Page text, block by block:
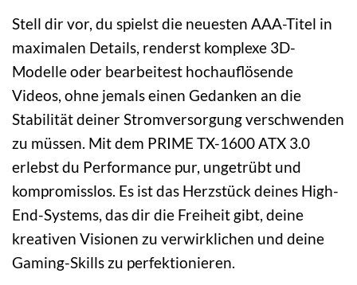
Stell dir vor, du spielst die neuesten AAA-Titel in
maximalen Details, renderst komplexe 3D-
Modelle oder bearbeitest hochauflösende
Videos, ohne jemals einen Gedanken an die
Stabilität deiner Stromversorgung verschwenden
zu müssen. Mit dem PRIME TX-1600 ATX 3.0
erlebst du Performance pur, ungetrübt und
kompromisslos. Es ist das Herzstück deines High-
End-Systems, das dir die Freiheit gibt, deine
kreativen Visionen zu verwirklichen und deine
Gaming-Skills zu perfektionieren.